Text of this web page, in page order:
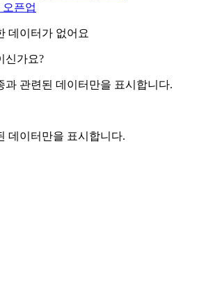
픈업
데이터가 없어요
신가요?
과 관련된 데이터만을 표시합니다.
데이터만을 표시합니다.